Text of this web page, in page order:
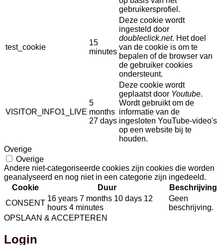
gebruikersprofiel.
test_cookie
15
minutes
Deze cookie wordt
ingesteld door
doubleclick.net. Het doel
van de cookie is om te
bepalen of de browser van
de gebruiker cookies
ondersteunt.
VISITOR_INFO1_LIVE
5
months
27 days
Deze cookie wordt
geplaatst door Youtube.
Wordt gebruikt om de
informatie van de
ingesloten YouTube-video's
op een website bij te
houden.
Overige
Overige
Andere niet-categoriseerde cookies zijn cookies die worden
geanalyseerd en nog niet in een categorie zijn ingedeeld.
Cookie
Duur
Beschrijving
CONSENT
16 years 7 months 10 days 12
hours 4 minutes
Geen
beschrijving.
OPSLAAN & ACCEPTEREN
Login